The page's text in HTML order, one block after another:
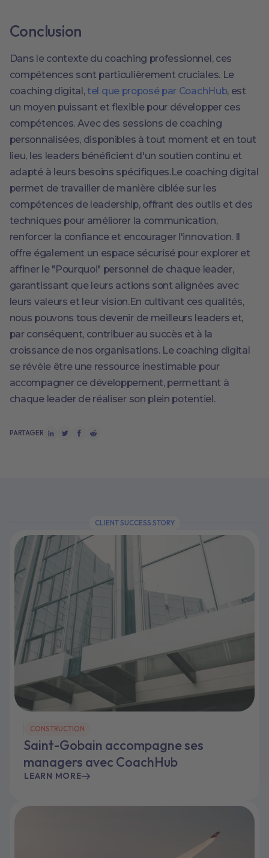
Conclusion
Dans le contexte du coaching professionnel, ces
compétences sont particulièrement cruciales. Le
coaching digital,tel que proposé par CoachHub, est
un moyen puissant et flexible pour développer ces
compétences. Avec des sessions de coaching
personnalisées, disponibles à tout moment et en tout
lieu, les leaders bénéficient d'un soutien continu et
adapté à leurs besoins spécifiques.Le coaching digital
permet de travailler de manière ciblée sur les
compétences de leadership, offrant des outils et des
techniques pour améliorer la communication,
renforcer la confiance et encourager l'innovation. Il
offre également un espace sécurisé pour explorer et
affiner le "Pourquoi" personnel de chaque leader,
garantissant que leurs actions sont alignées avec
leurs valeurs et leur vision.En cultivant ces qualités,
nous pouvons tous devenir de meilleurs leaders et,
par conséquent, contribuer au succès et à la
croissance de nos organisations. Le coaching digital
se révèle être une ressource inestimable pour
accompagner ce développement, permettant à
chaque leader de réaliser son plein potentiel.
PARTAGER
CLIENT SUCCESS STORY
CONSTRUCTION
Saint-Gobain accompagne ses
managers avec CoachHub
LEARN MORE